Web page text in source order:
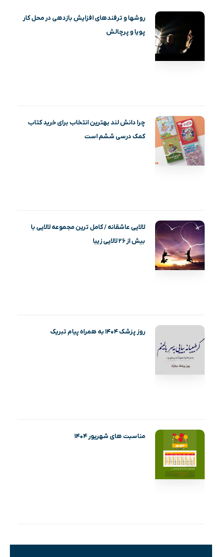
روشها و ترفندهای افزایش بازدهی در محل کار
پویا و پرچالش
چرا دانش لند بهترین انتخاب برای خرید کتاب
کمک درسی ششم است
لالایی عاشقانه / کامل ترین مجموعه لالایی با
بیش از ۲۶ لالایی زیبا
روز پزشک ۱۴۰۴ به همراه پیام تبریک
مناسبت های شهریور ۱۴۰۴